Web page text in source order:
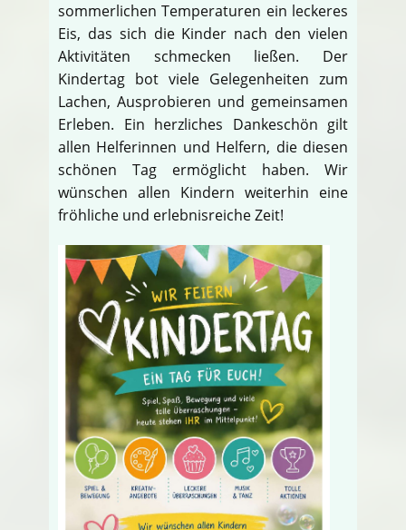
sommerlichen Temperaturen ein leckeres
Eis, das sich die Kinder nach den vielen
Aktivitäten schmecken ließen. Der
Kindertag bot viele Gelegenheiten zum
Lachen, Ausprobieren und gemeinsamen
Erleben. Ein herzliches Dankeschön gilt
allen Helferinnen und Helfern, die diesen
schönen Tag ermöglicht haben. Wir
wünschen allen Kindern weiterhin eine
fröhliche und erlebnisreiche Zeit!